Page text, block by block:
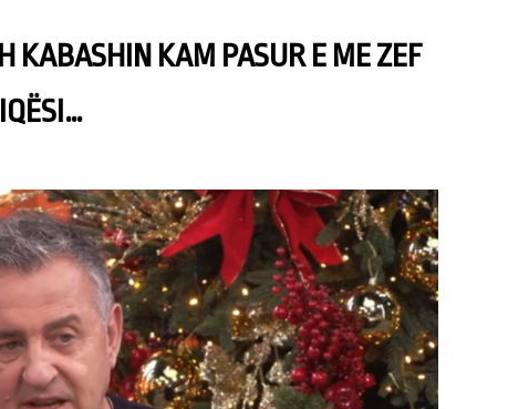
KABASHIN KAM PASUR E ME ZEF